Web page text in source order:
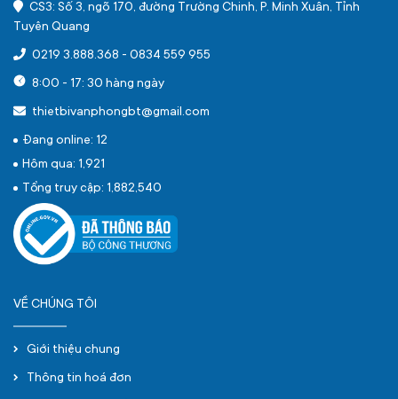
CS3: Số 3, ngõ 170, đường Trường Chinh, P. Minh Xuân, Tỉnh
Tuyên Quang
0219 3.888.368 - 0834 559 955
8:00 - 17: 30 hàng ngày
thietbivanphongbt@gmail.com
Đang online: 12
Hôm qua: 1,921
Tổng truy cập: 1,882,540
VỀ CHÚNG TÔI
Giới thiệu chung
Thông tin hoá đơn